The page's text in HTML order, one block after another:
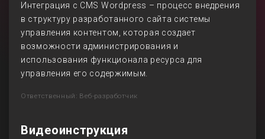
Интеграция с CMS Wordpress – процесс внедрения
в структуру разработанного сайта системы
управления контентом, которая создает
возможности администрирования и
использования функционала ресурса для
управления его содержимым.
Ответственный: Веб-разработчик
Видеоинструкция